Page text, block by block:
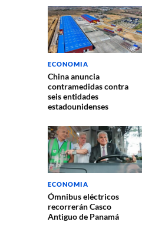
ECONOMIA
China anuncia
contramedidas contra
seis entidades
estadounidenses
ECONOMIA
Ómnibus eléctricos
recorrerán Casco
Antiguo de Panamá